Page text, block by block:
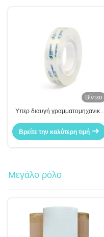
Βίντεο
Υπερ διαυγή γραμματομηχανική
χειροτεχνία
Βρείτε την καλύτερη τιμή
Μεγάλο ρόλο